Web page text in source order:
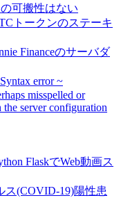
可搬性はない
トークンのステーキ
Financeのサーバダ
error ~
misspelled or
server configuration
FlaskでWeb動画ス
ス(COVID-19)陽性患